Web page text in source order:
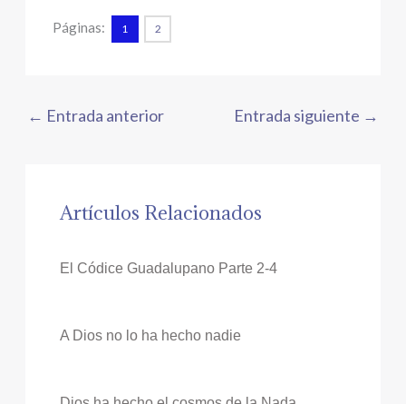
Páginas: 1 2
← Entrada anterior Entrada siguiente →
Artículos Relacionados
El Códice Guadalupano Parte 2-4
A Dios no lo ha hecho nadie